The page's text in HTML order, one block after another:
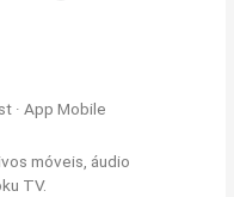
· App Mobile
móveis, áudio
TV.